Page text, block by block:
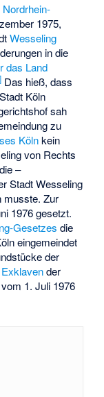
1975,
Wesseling
in die
das Land
Das hieß, dass
Köln
sah
zu
Kölnkein
von Rechts
–
Stadt Wesseling
musste. Zur
1976 gesetzt.
Gesetzes die
eingemeindet
der
Exklavender
1. Juli 1976